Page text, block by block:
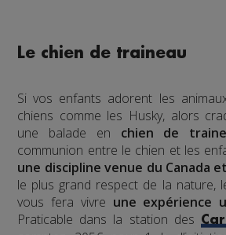
Le chien de traineau
Si vos enfants adorent les
chiens comme les Husky, alors
une balade en chien de
communion entre le chien et les
une discipline venue du Canada
le plus grand respect de la nature,
vous fera vivre une expérience
Praticable dans la station des